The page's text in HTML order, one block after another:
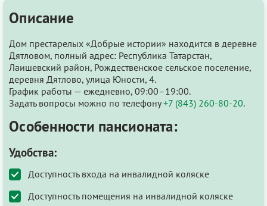
Описание
Дом престарелых «Добрые истории» находится в деревне
Дятловом, полный адрес: Республика Татарстан,
Лаишевский район, Рождественское сельское поселение,
деревня Дятлово, улица Юности, 4.
График работы — ежедневно, 09:00–19:00.
Задать вопросы можно по телефону+7 (843) 260-80-20.
Особенности пансионата:
Удобства:
Доступность входа на инвалидной коляске
Доступность помещения на инвалидной коляске